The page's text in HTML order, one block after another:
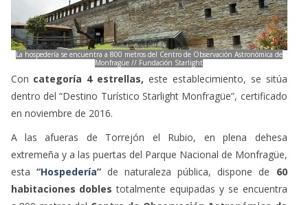
La hospedería se encuentra a 800 metros del Centro de Observación Astronómica de
Monfragüe // Fundación Starlight
Con categoría 4 estrellas, este establecimiento, se sitúa
dentro del “Destino Turístico Starlight Monfragüe”, certificado
en noviembre de 2016.
A las afueras de Torrejón el Rubio, en plena dehesa
extremeña y a las puertas del Parque Nacional de Monfragüe,
esta “Hospedería”de naturaleza pública, dispone de 60
habitaciones dobles totalmente equipadas y se encuentra